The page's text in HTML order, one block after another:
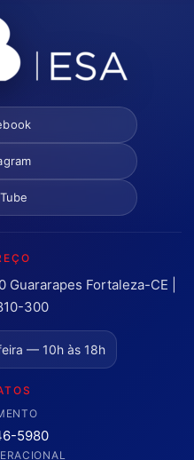
Guararapes Fortaleza-CE |
300
— 10h às 18h
5980